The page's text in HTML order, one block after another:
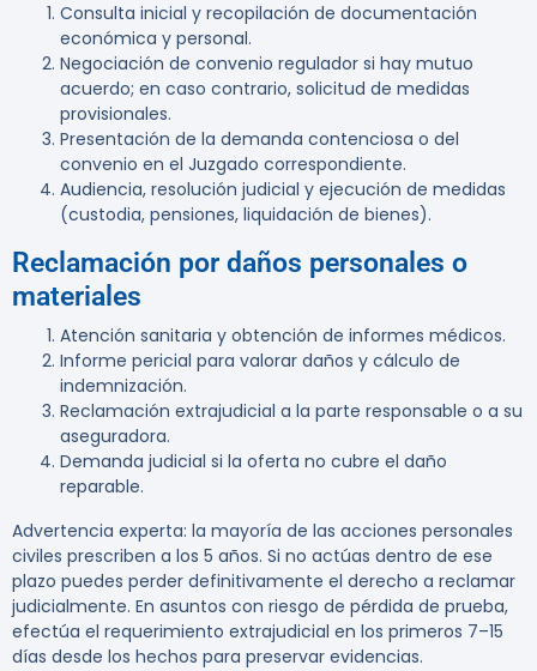
Consulta inicial y recopilación de documentación
económica y personal.
Negociación de convenio regulador si hay mutuo
acuerdo; en caso contrario, solicitud de medidas
provisionales.
Presentación de la demanda contenciosa o del
convenio en el Juzgado correspondiente.
Audiencia, resolución judicial y ejecución de medidas
(custodia, pensiones, liquidación de bienes).
Reclamación por daños personales o
materiales
Atención sanitaria y obtención de informes médicos.
Informe pericial para valorar daños y cálculo de
indemnización.
Reclamación extrajudicial a la parte responsable o a su
aseguradora.
Demanda judicial si la oferta no cubre el daño
reparable.
Advertencia experta: la mayoría de las acciones personales
civiles prescriben a los 5 años. Si no actúas dentro de ese
plazo puedes perder definitivamente el derecho a reclamar
judicialmente. En asuntos con riesgo de pérdida de prueba,
efectúa el requerimiento extrajudicial en los primeros 7–15
días desde los hechos para preservar evidencias.